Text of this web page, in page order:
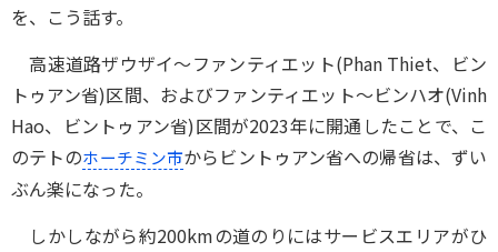
を、こう話す。
高速道路ザウザイ～ファンティエット(Phan Thiet、ビン
トゥアン省)区間、およびファンティエット～ビンハオ(Vinh
Hao、ビントゥアン省)区間が2023年に開通したことで、こ
のテトのホーチミン市からビントゥアン省への帰省は、ずい
ぶん楽になった。
しかしながら約200kmの道のりにはサービスエリアがひ